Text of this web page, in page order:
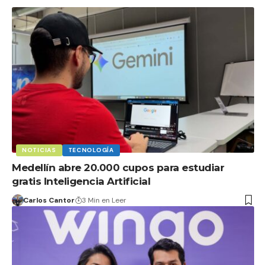
NOTICIAS TECNOLOGÍA
Medellín abre 20.000 cupos para estudiar
gratis Inteligencia Artificial
Carlos Cantor 3 Min en Leer